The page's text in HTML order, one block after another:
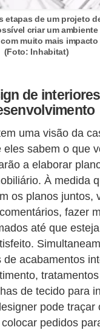
etapas de um projeto
criar um ambiente
muito mais
(Foto: Inhabitat)
de interiores
uma visão da
eles sabem o que
a elaborar
À medida
os planos juntos,
fazer
até que esteja
de acabamentos
de tecido para
pode traçar
pedidos